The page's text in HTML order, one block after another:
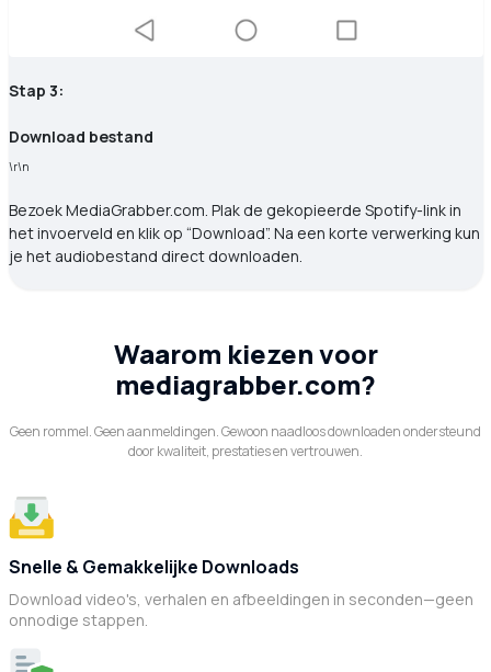
Stap 3:
Download bestand
\r\n
Bezoek MediaGrabber.com. Plak de gekopieerde Spotify-link in
het invoerveld en klik op “Download”. Na een korte verwerking kun
je het audiobestand direct downloaden.
Waarom kiezen voor
mediagrabber.com?
Geen rommel. Geen aanmeldingen. Gewoon naadloos downloaden ondersteund
door kwaliteit, prestaties en vertrouwen.
Snelle & Gemakkelijke Downloads
Download video's, verhalen en afbeeldingen in seconden—geen
onnodige stappen.